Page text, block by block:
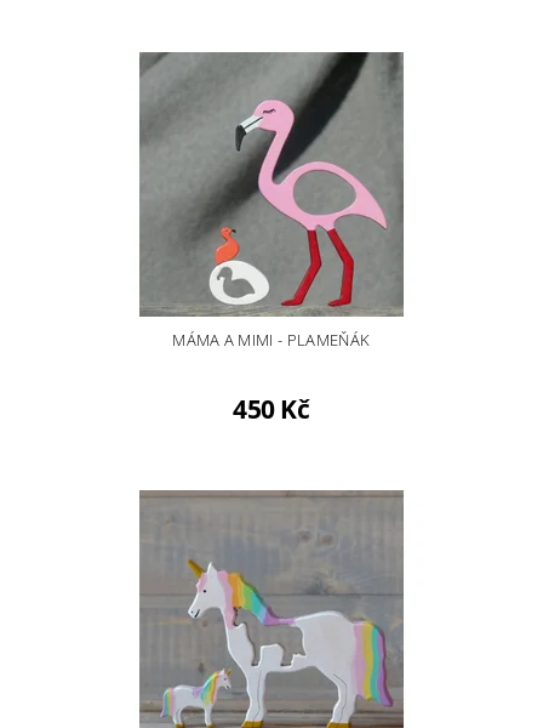
MÁMA A MIMI - PLAMEŇÁK
450 Kč